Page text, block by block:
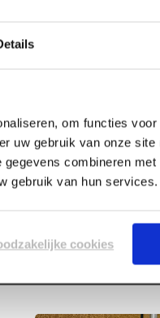
om functies
uw gebruik van onze
combineren
gebruik van hun services.
cookies
Merk
Materiaal
Type
Schroefdikte
Schroeflengte